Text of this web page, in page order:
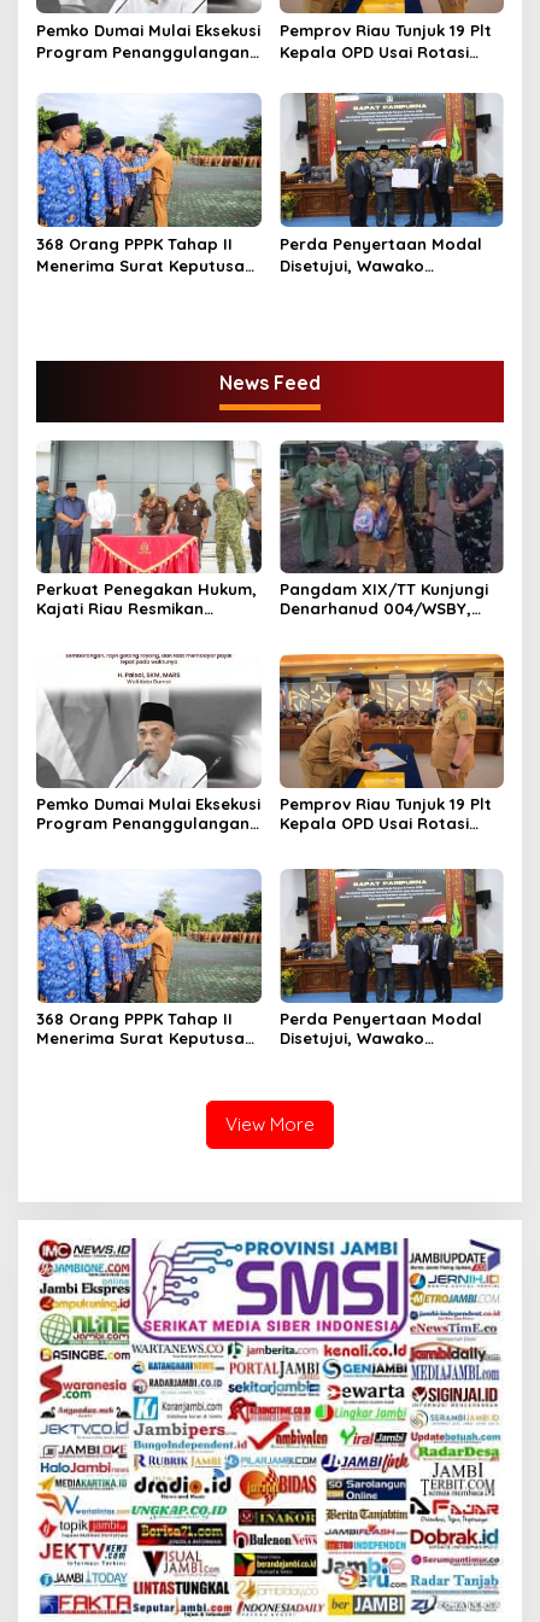
Pemko Dumai Mulai Eksekusi
Program Penanggulangan
Bantaran Kawasan Sungai
Dumai
Pemprov Riau Tunjuk 19 Plt
Kepala OPD Usai Rotasi
368 Orang PPPK Tahap II
Menerima Surat Keputusan,
Perda Penyertaan Modal
Disetujui, Wawako
News Feed
Perkuat Penegakan Hukum,
Kajati Riau Resmikan
Pangdam XIX/TT Kunjungi
Denarhanud 004/WSBY,
Pemko Dumai Mulai Eksekusi
Program Penanggulangan
Dumai
Pemprov Riau Tunjuk 19 Plt
Kepala OPD Usai Rotasi
368 Orang PPPK Tahap II
Menerima Surat Keputusan,
Perda Penyertaan Modal
Disetujui, Wawako
View More